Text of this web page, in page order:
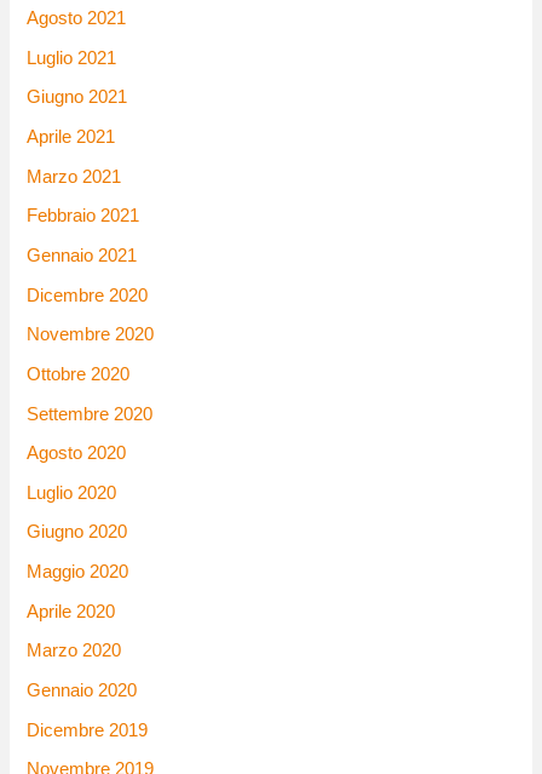
Agosto 2021
Luglio 2021
Giugno 2021
Aprile 2021
Marzo 2021
Febbraio 2021
Gennaio 2021
Dicembre 2020
Novembre 2020
Ottobre 2020
Settembre 2020
Agosto 2020
Luglio 2020
Giugno 2020
Maggio 2020
Aprile 2020
Marzo 2020
Gennaio 2020
Dicembre 2019
Novembre 2019